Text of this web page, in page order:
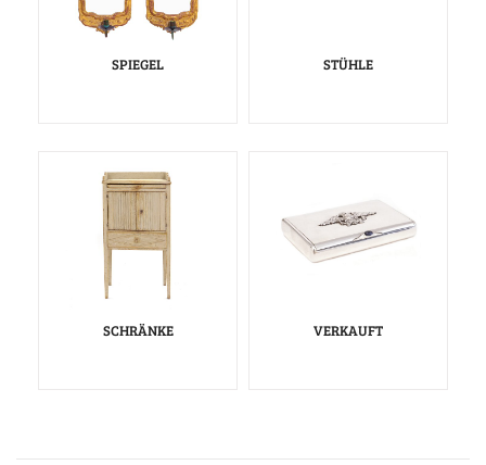
SPIEGEL STÜHLE
SCHRÄNKE VERKAUFT